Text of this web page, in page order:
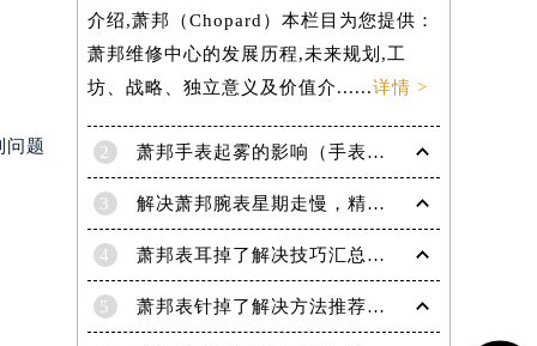
问题
介绍,萧邦（Chopard）本栏目为您提供：
萧邦维修中心的发展历程,未来规划,工
坊、战略、独立意义及价值介......详情 >
2 萧邦手表起雾的影响（手表起雾维护建议）
3 解决萧邦腕表星期走慢，精准调校秘籍在这里
4 萧邦表耳掉了解决技巧汇总（轻松修复爱表的小妙招）
5 萧邦表针掉了解决方法推荐（轻松修复你的爱表）